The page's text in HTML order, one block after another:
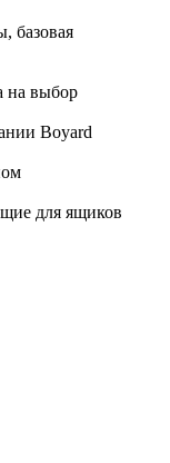
базовая
на выбор
Boyard
для ящиков